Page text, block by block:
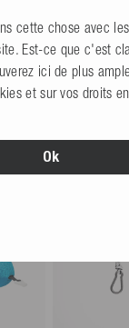
Plus de
34,99 €
cette chose avec
Est-ce que c'est
ici de plus
et sur vos droits
Ok